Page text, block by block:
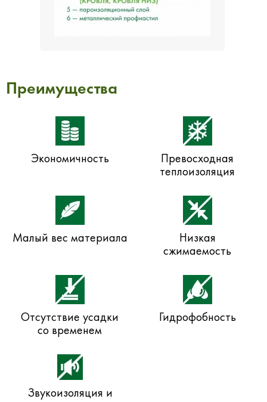
Преимущества
Экономичность
Превосходная
теплоизоляция
Малый вес материала
Низкая
сжимаемость
Отсутствие усадки
со временем
Гидрофобность
Звукоизоляция и